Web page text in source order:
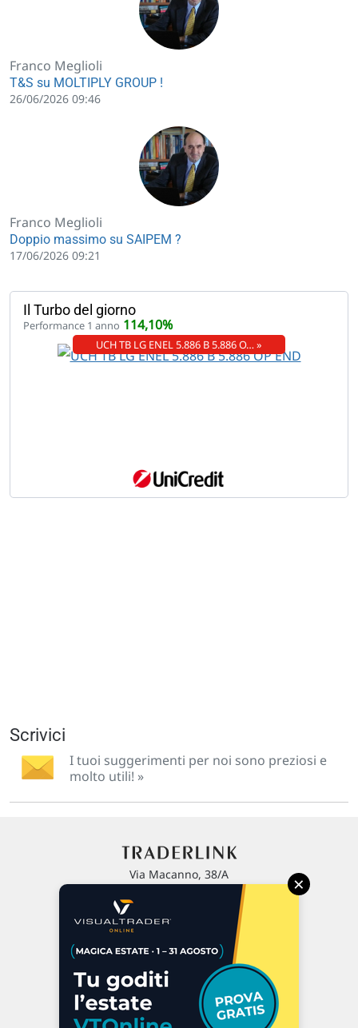
Franco Meglioli
T&S su MOLTIPLY GROUP !
26/06/2026 09:46
Franco Meglioli
Doppio massimo su SAIPEM ?
17/06/2026 09:21
Il Turbo del giorno
Performance 1 anno 114,10%
UCH TB LG ENEL 5.886 B 5.886 O… »
Scrivici
I tuoi suggerimenti per noi sono preziosi e
molto utili! »
Via Macanno, 38/A
P.IVA 02 452 460 401
Chi siamo
Commenti e segnalazioni
Contattaci
×